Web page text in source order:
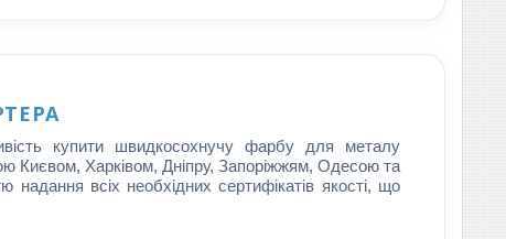
купити швидкосохнучу фарбу для металу
Києвом, Харківом, Дніпру, Запоріжжям, Одесою та
надання всіх необхідних сертифікатів якості, що